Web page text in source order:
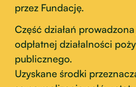
przez Fundację.
Część działań
odpłatnej działalności
publicznego.
Uzyskane środki